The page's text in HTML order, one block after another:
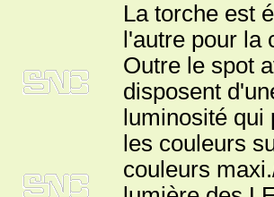
La torche est
l'autre pour la
Outre le spot
disposent
luminosité
les couleurs
couleurs